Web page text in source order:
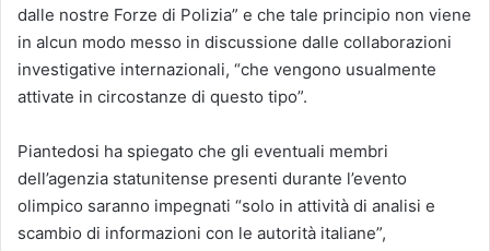
dalle nostre Forze di Polizia” e che tale principio non viene
in alcun modo messo in discussione dalle collaborazioni
investigative internazionali, “che vengono usualmente
attivate in circostanze di questo tipo”.
Piantedosi ha spiegato che gli eventuali membri
dell’agenzia statunitense presenti durante l’evento
olimpico saranno impegnati “solo in attività di analisi e
scambio di informazioni con le autorità italiane”,